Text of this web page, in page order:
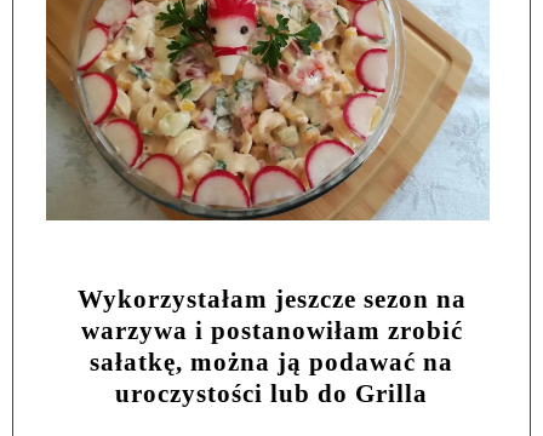
Wykorzystałam jeszcze sezon na
warzywa i postanowiłam zrobić
sałatkę, można ją podawać na
uroczystości lub do Grilla